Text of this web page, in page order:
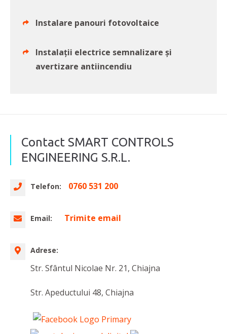
Instalare panouri fotovoltaice
Instalații electrice semnalizare și
avertizare antiincendiu
Contact SMART CONTROLS
ENGINEERING S.R.L.
Telefon: 0760 531 200
Email: Trimite email
Adrese:
Str. Sfântul Nicolae Nr. 21, Chiajna
Str. Apeductului 48, Chiajna